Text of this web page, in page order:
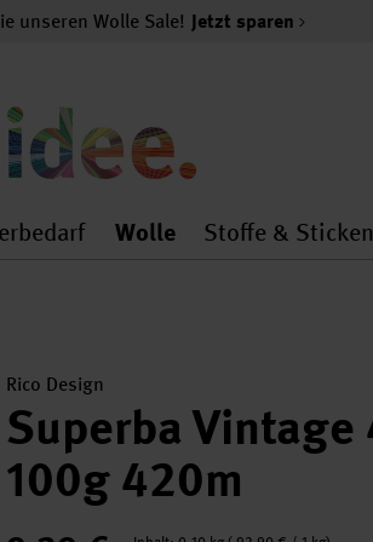
unseren Wolle Sale! Jetzt sparen
general.openMenu
Künstlerbedarf
Wolle
Wolle
Stoffe & Sticken
Rico Design
Superba
100g 420m